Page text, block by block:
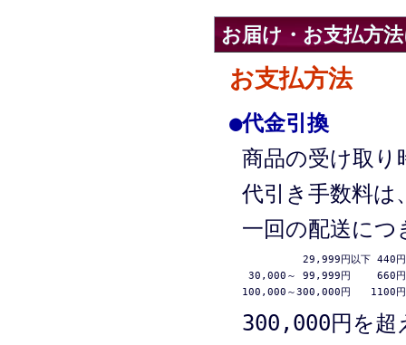
お届け・お支払方
お支払方法
●代金引換
商品の受け取り
代引き手数料は
一回の配送につ
29,999円以下 440円
30,000～ 99,999円　　 660円
100,000～300,000円　　1100円
300,000円を超